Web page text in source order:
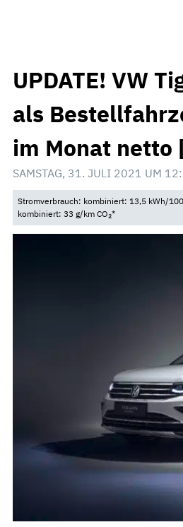
UPDATE! VW
als
im Monat netto
SAMSTAG, 31. JULI 2021 UM
Stromverbrauch: kombiniert: 13,5 kWh/
kombiniert: 33 g/km CO2*